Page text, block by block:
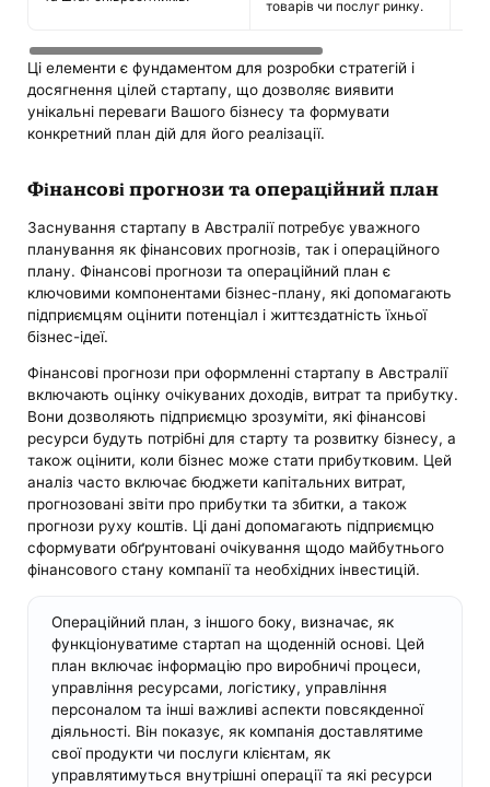
товарів чи послуг ринку.
Ці елементи є фундаментом для розробки стратегій і
досягнення цілей стартапу, що дозволяє виявити
унікальні переваги Вашого бізнесу та формувати
конкретний план дій для його реалізації.
Фінансові прогнози та операційний план
Заснування стартапу в Австралії потребує уважного
планування як фінансових прогнозів, так і операційного
плану. Фінансові прогнози та операційний план є
ключовими компонентами бізнес-плану, які допомагають
підприємцям оцінити потенціал і життєздатність їхньої
бізнес-ідеї.
Фінансові прогнози при оформленні стартапу в Австралії
включають оцінку очікуваних доходів, витрат та прибутку.
Вони дозволяють підприємцю зрозуміти, які фінансові
ресурси будуть потрібні для старту та розвитку бізнесу, а
також оцінити, коли бізнес може стати прибутковим. Цей
аналіз часто включає бюджети капітальних витрат,
прогнозовані звіти про прибутки та збитки, а також
прогнози руху коштів. Ці дані допомагають підприємцю
сформувати обґрунтовані очікування щодо майбутнього
фінансового стану компанії та необхідних інвестицій.
Операційний план, з іншого боку, визначає, як
функціонуватиме стартап на щоденній основі. Цей
план включає інформацію про виробничі процеси,
управління ресурсами, логістику, управління
персоналом та інші важливі аспекти повсякденної
діяльності. Він показує, як компанія доставлятиме
свої продукти чи послуги клієнтам, як
управлятимуться внутрішні операції та які ресурси